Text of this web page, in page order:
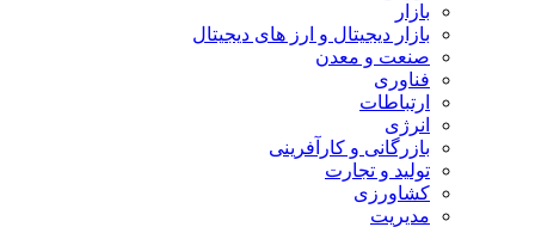
بازار
بازار دیجیتال و ارز های دیجیتال
صنعت و معدن
فناوری
ارتباطات
انرژی
بازرگانی و کارآفرینی
تولید و تجارت
کشاورزی
مدیریت